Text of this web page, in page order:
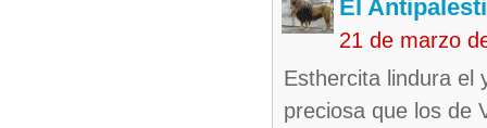
El
21 de marzo
Esthercita lindura el
preciosa que los de